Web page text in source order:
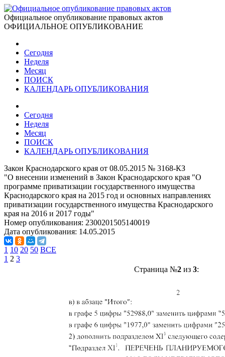
Официальное опубликование правовых актов
ОФИЦИАЛЬНОЕ ОПУБЛИКОВАНИЕ
Сегодня
Неделя
Месяц
ПОИСК
КАЛЕНДАРЬ ОПУБЛИКОВАНИЯ
Сегодня
Неделя
Месяц
ПОИСК
КАЛЕНДАРЬ ОПУБЛИКОВАНИЯ
Закон Краснодарского края от 08.05.2015 № 3168-КЗ
"О внесении изменений в Закон Краснодарского края "О
программе приватизации государственного имущества
Краснодарского края на 2015 год и основных направлениях
приватизации государственного имущества Краснодарского
края на 2016 и 2017 годы"
Номер опубликования: 2300201505140019
Дата опубликования: 14.05.2015
1 10 20 50 ВСЕ
1 2 3
Страница №2из 3: